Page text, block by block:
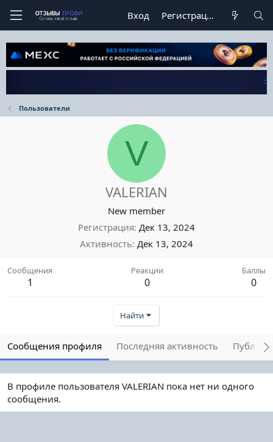
Вход Регистрация
Пользователи
V
VALERIAN
New member
Регистрация Дек 13, 2024
Активность Дек 13, 2024
Сообщения
1
Реакции
0
Баллы
0
Найти
Сообщения профиля Последняя активность
В профиле пользователя VALERIAN пока нет ни одного
сообщения.